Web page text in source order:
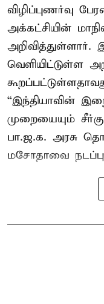
விழிப்புணர்வு
அக்கட்சியின்
வெளியிட்டுள்ள
“இந்தியாவின்
முறையையும்
பா.ஜ.க. அரசு
மசோதாவை